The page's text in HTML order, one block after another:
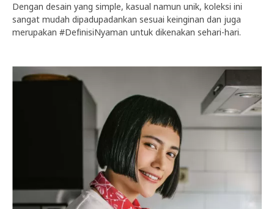
Dengan desain yang simple, kasual namun unik, koleksi ini
sangat mudah dipadupadankan sesuai keinginan dan juga
merupakan #DefinisiNyaman untuk dikenakan sehari-hari.